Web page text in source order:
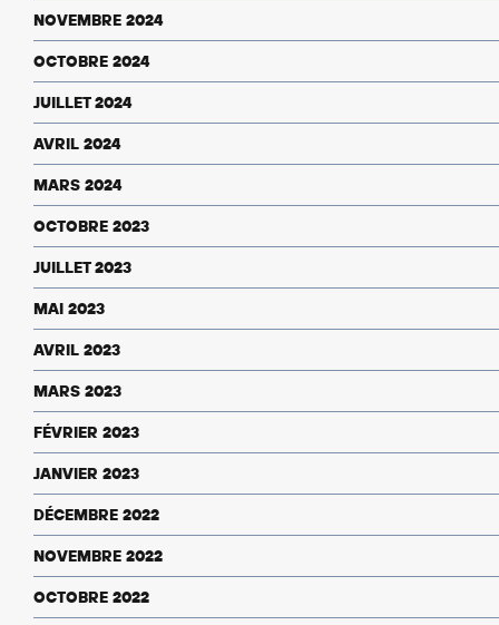
NOVEMBRE 2024
OCTOBRE 2024
JUILLET 2024
AVRIL 2024
MARS 2024
OCTOBRE 2023
JUILLET 2023
MAI 2023
AVRIL 2023
MARS 2023
FÉVRIER 2023
JANVIER 2023
DÉCEMBRE 2022
NOVEMBRE 2022
OCTOBRE 2022